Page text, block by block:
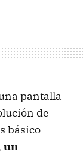
pantalla
de
básico
un